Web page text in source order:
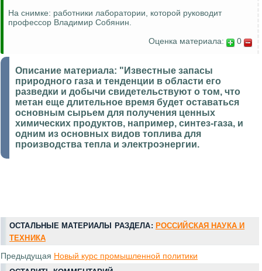
На снимке: работники лаборатории, которой руководит
профессор Владимир Собянин.
Оценка материала:
0
Описание материала: "Известные запасы
природного газа и тенденции в области его
разведки и добычи свидетельствуют о том, что
метан еще длительное время будет оставаться
основным сырьем для получения ценных
химических продуктов, например, синтез-газа, и
одним из основных видов топлива для
производства тепла и электроэнергии.
ОСТАЛЬНЫЕ МАТЕРИАЛЫ РАЗДЕЛА: РОССИЙСКАЯ НАУКА И
ТЕХНИКА
Предыдущая Новый курс промышленной политики